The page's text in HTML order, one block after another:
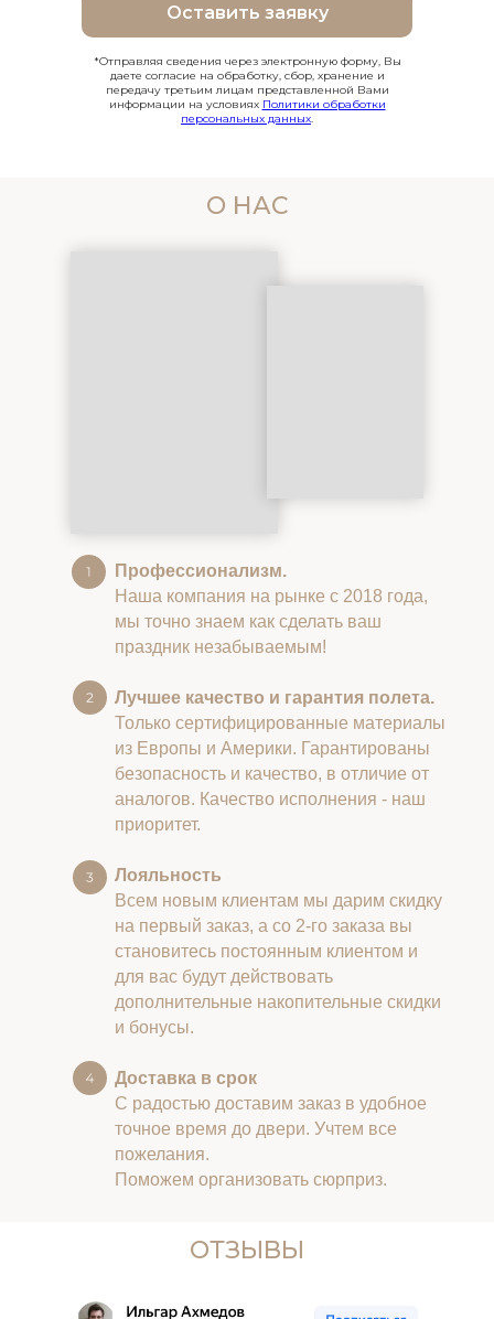
Оставить заявку
*Отправляя сведения через электронную форму, Вы
даете согласие на обработку, сбор, хранение и
передачу третьим лицам представленной Вами
информации на условиях Политики обработки
персональных данных.
О НАС
Профессионализм.
Наша компания на рынке с 2018 года,
мы точно знаем как сделать ваш
праздник незабываемым!
Лучшее качество и гарантия полета.
Только сертифицированные материалы
из Европы и Америки. Гарантированы
безопасность и качество, в отличие от
аналогов. Качество исполнения - наш
приоритет.
Лояльность
Всем новым клиентам мы дарим скидку
на первый заказ, а со 2-го заказа вы
становитесь постоянным клиентом и
для вас будут действовать
дополнительные накопительные скидки
и бонусы.
Доставка в срок
С радостью доставим заказ в удобное
точное время до двери. Учтем все
пожелания.
Поможем организовать сюрприз.
ОТЗЫВЫ